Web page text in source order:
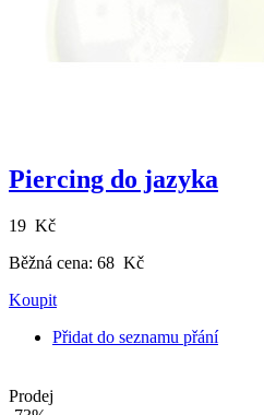
Piercing do jazyka
19 Kč
Běžná cena: 68 Kč
Koupit
Přidat do seznamu přání
Prodej